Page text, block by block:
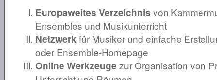
Europaweites Verzeichnis von
Ensembles und Musikunterricht
Netzwerkfür Musiker und einfache
oder Ensemble-Homepage
Online Werkzeuge zur Organisation von